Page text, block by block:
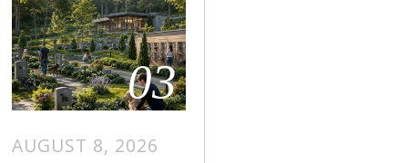
03
AUGUST 8, 2026